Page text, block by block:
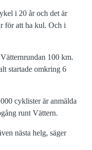
i 20 år och det är
för att ha kul. Och i
100 km.
startade omkring 6
cyklister är anmälda
runt Vättern.
nästa helg, säger